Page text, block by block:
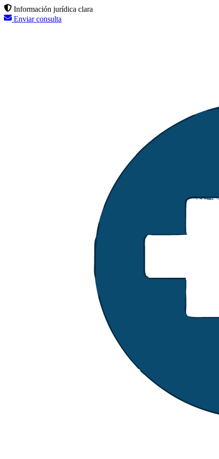
Información jurídica clara
Enviar consulta